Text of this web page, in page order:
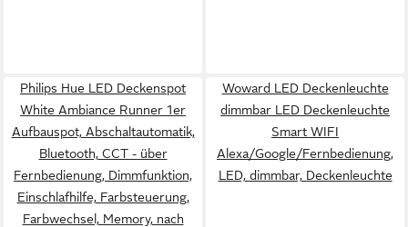
Philips Hue LED Deckenspot
White Ambiance Runner 1er
Aufbauspot, Abschaltautomatik,
Bluetooth, CCT - über
Fernbedienung, Dimmfunktion,
Einschlafhilfe, Farbsteuerung,
Farbwechsel, Memory, nach
Woward LED Deckenleuchte
dimmbar LED Deckenleuchte
Smart WIFI
Alexa/Google/Fernbedienung,
LED, dimmbar, Deckenleuchte